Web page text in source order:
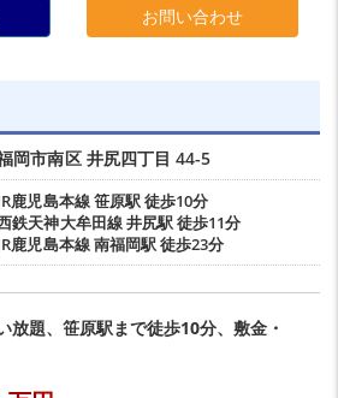
お問い合わせ
岡市南区 井尻四丁目 44-5
鹿児島本線笹原駅徒歩10分
鉄天神大牟田線井尻駅徒歩11分
鹿児島本線南福岡駅徒歩23分
放題、笹原駅まで徒歩10分、敷金・